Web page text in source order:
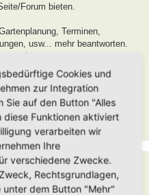
Forum bieten.
Terminen,
usw... mehr beantworten.
helfen wir Euch gerne weiter.
Cookies und
zur Integration
Sie auf den Button "Alles
Funktionen aktiviert
verarbeiten wir
Ihre
verschiedene Zwecke.
Rechtsgrundlagen,
unter dem Button "Mehr"